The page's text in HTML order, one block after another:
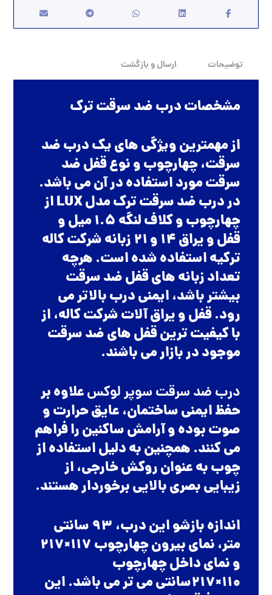
توضیحات ارسال و بازگشت
مشخصات درب ضد سرقت ترک
از مهمترین ویژگی های یک درب ضد
سرقت، چهارچوب و نوع قفل ضد
سرقت مورد استفاده در آن می باشد.
در درب ضد سرقت ترک مدل LUX از
چهارچوب و کلاف لنگه 1.5 میل و
قفل و یراق 14 و 21 زبانه شرکت کاله
ترکیه استفاده شده است. هرچه
تعداد زبانه های قفل ضد سرقت
بیشتر باشد، ایمنی درب بالاتر می
رود. قفل و یراق آلات شرکت کاله، از
با کیفیت ترین قفل های ضد سرقت
موجود در بازار می باشند.
درب ضد سرقت سوپر لوکسعلاوه بر
حفظ ایمنی ساختمان، عایق حرارت و
صوت بوده و آرامش ساکنین را فراهم
می کنند. همچنین به دلیل استفاده از
چوب به عنوان روکش خارجی، از
زیبایی بصری بالایی برخوردار هستند.
اندازه بازشو این درب، 93 سانتی
متر، نمای بیرون چهارچوب 117×217
و نمای داخل چهارچوب
110×217سانتی می تر می باشد. این